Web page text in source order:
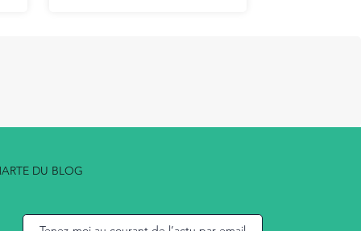
DU BLOG